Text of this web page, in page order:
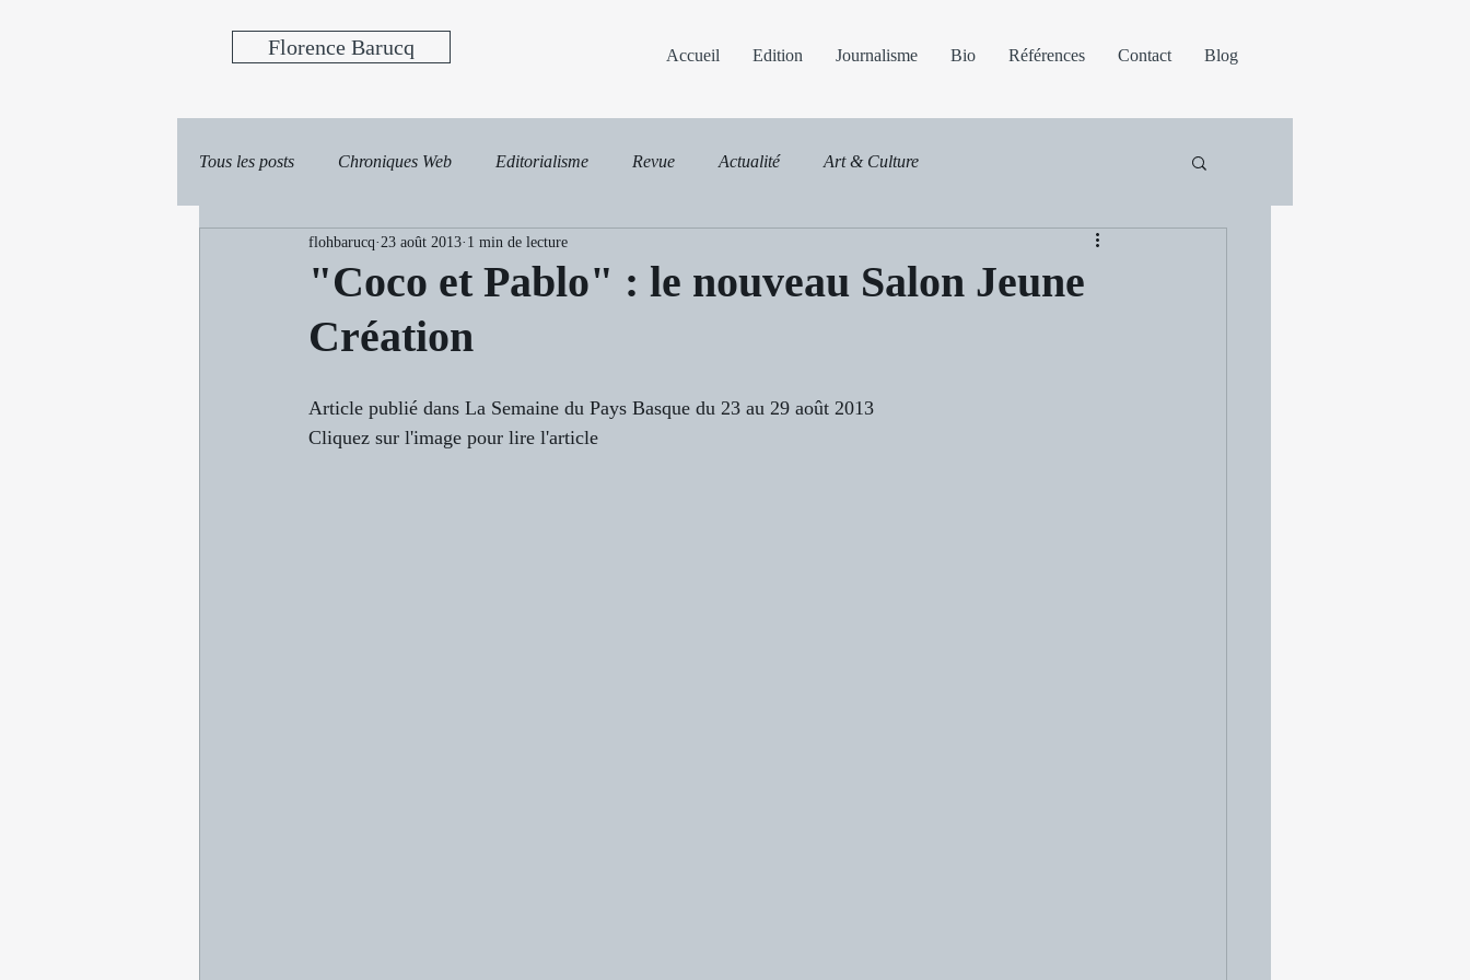
Florence Barucq Accueil Edition Journalisme Bio Références Contact Blog
Tous les posts Chroniques Web Editorialisme Revue Actualité Art & Culture
"Coco et Pablo" : le nouveau Salon Jeune
Création
flohbarucq 23 août 2013 1 min de lecture
Article publié dans La Semaine du Pays Basque du 23 au 29 août 2013
Cliquez sur l'image pour lire l'article